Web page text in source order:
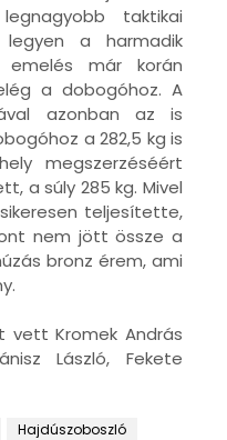
taktikai
a harmadik
már korán
a dobogóhoz. A
azonban az is
a 282,5 kg is
megszerzéséért
a súly 285 kg. Mivel
teljesítette,
nem jött össze a
bronz érem, ami
vett Kromek András
László, Fekete
Hajdúszoboszló